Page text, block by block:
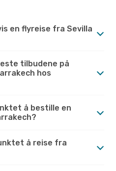
en flyreise fra Sevilla
tilbudene på
hos
å bestille en
å reise fra